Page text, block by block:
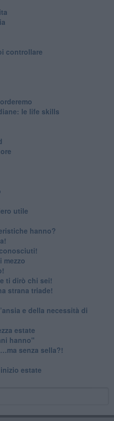
controllare
le life skills
utile
hanno?
mezzo
ti dirò chi sei!
strana triade!
e della necessità di
estate
hanno"
senza sella?!
estate